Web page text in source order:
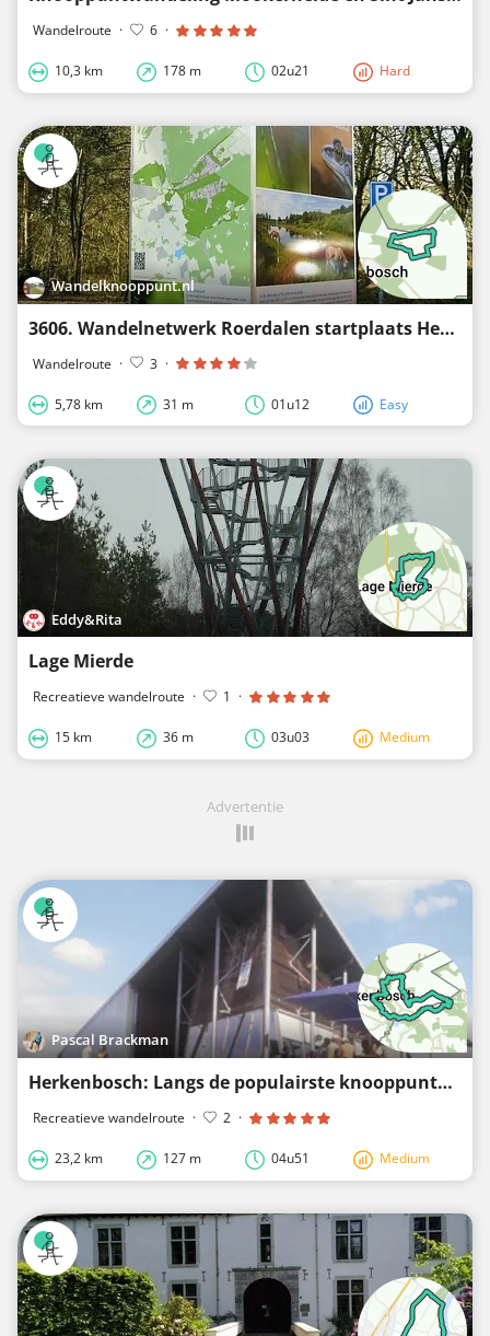
Wandelroute · 6 ·
10,3 km 178 m 02u21 Hard
Wandelknooppunt.nl
3606. Wandelnetwerk Roerdalen startplaats Herkenbosch Rijstal Venhof
Wandelroute · 3 ·
5,78 km 31 m 01u12 Easy
Eddy&Rita
Lage Mierde
Recreatieve wandelroute · 1 ·
15 km 36 m 03u03 Medium
Advertentie
Pascal Brackman
Herkenbosch: Langs de populairste knooppunten
Recreatieve wandelroute · 2 ·
23,2 km 127 m 04u51 Medium